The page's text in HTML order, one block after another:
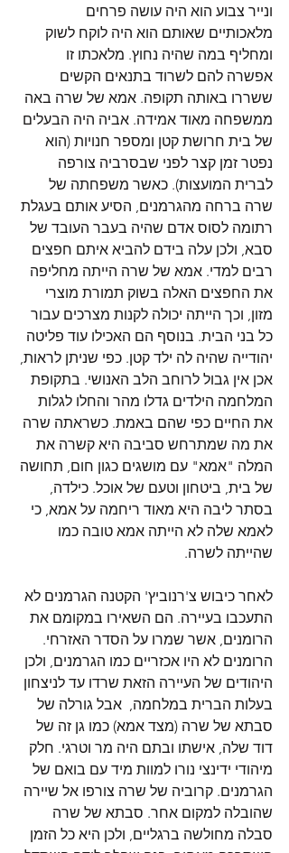
ונייר צבוע הוא היה עושה פרחים
מלאכותיים שאותם הוא היה לוקח לשוק
ומחליף במה שהיה נחוץ. מלאכתו זו
אפשרה להם לשרוד בתנאים הקשים
ששררו באותה תקופה. אמא של שרה באה
ממשפחה מאוד אמידה. אביה היה הבעלים
של בית חרושת קטן ומספר חנויות (הוא
נפטר זמן קצר לפני שבסרביה צורפה
לברית המועצות). כאשר משפחתה של
שרה ברחה מהגרמנים, הסיע אותם בעגלת
רתומה לסוס אדם שהיה בעבר העובד של
סבא, ולכן עלה בידם להביא איתם חפצים
רבים למדי. אמא של שרה הייתה מחליפה
את החפצים האלה בשוק תמורת מוצרי
מזון, וכך הייתה יכולה לקנות מצרכים עבור
כל בני הבית. בנוסף הם האכילו עוד פליטה
יהודייה שהיה לה ילד קטן. כפי שניתן לראות,
אכן אין גבול לרוחב הלב האנושי. בתקופת
המלחמה הילדים גדלו מהר והחלו לגלות
את החיים כפי שהם באמת. כשראתה שרה
את מה שמתרחש סביבה היא קשרה את
המלה "אמא" עם מושגים כגון חום, תחושה
של בית, ביטחון וטעם של אוכל. כילדה,
בסתר ליבה היא מאוד ריחמה על אמא, כי
לאמא שלה לא הייתה אמא טובה כמו
שהייתה לשרה.
לאחר כיבוש צ'רנוביץ' הקטנה הגרמנים לא
התעכבו בעיירה. הם השאירו במקומם את
הרומנים, אשר שמרו על הסדר האזרחי.
הרומנים לא היו אכזריים כמו הגרמנים, ולכן
היהודים של העיירה הזאת שרדו עד לניצחון
בעלות הברית במלחמה,  אבל גורלה של
סבתא של שרה (מצד אמא) כמו גן זה של
דוד שלה, אישתו ובתם היה מר וטרגי. חלק
מיהודי ידינצי נורו למוות מיד עם בואם של
הגרמנים. קרוביה של שרה צורפו אל שיירה
שהובלה למקום אחר. סבתא של שרה
סבלה מחולשה ברגליים, ולכן היא כל הזמן